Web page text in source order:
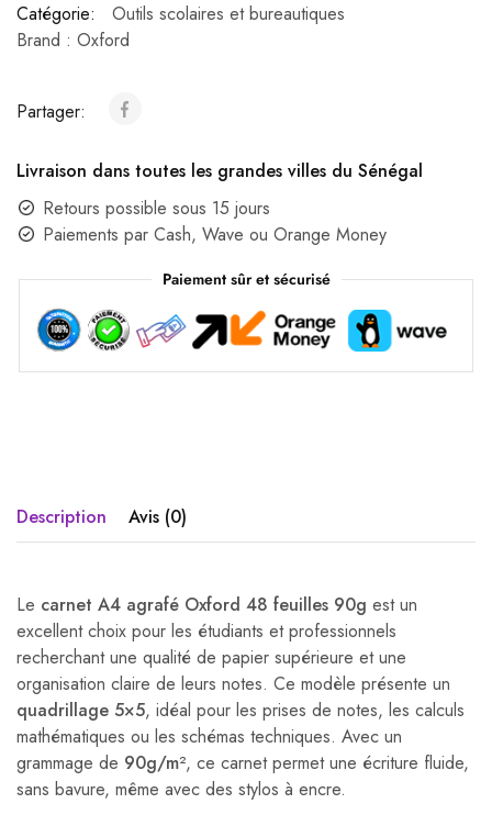
Catégorie:
Outils scolaires et bureautiques
Brand : Oxford
Partager:
Livraison dans toutes les grandes villes du Sénégal
Retours possible sous 15 jours
Paiements par Cash, Wave ou Orange Money
Paiement sûr et sécurisé
Description Avis (0)
Le carnet A4 agrafé Oxford 48 feuilles 90g est un
excellent choix pour les étudiants et professionnels
recherchant une qualité de papier supérieure et une
organisation claire de leurs notes. Ce modèle présente un
quadrillage 5×5, idéal pour les prises de notes, les calculs
mathématiques ou les schémas techniques. Avec un
grammage de 90g/m², ce carnet permet une écriture fluide,
sans bavure, même avec des stylos à encre.